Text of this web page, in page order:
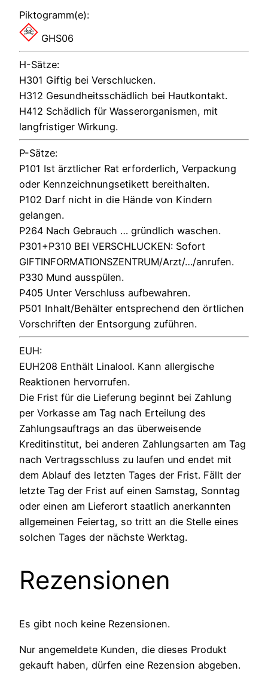
Piktogramm(e):
GHS06
H-Sätze:
H301 Giftig bei Verschlucken.
H312 Gesundheitsschädlich bei Hautkontakt.
H412 Schädlich für Wasserorganismen, mit
langfristiger Wirkung.
P-Sätze:
P101 Ist ärztlicher Rat erforderlich, Verpackung
oder Kennzeichnungsetikett bereithalten.
P102 Darf nicht in die Hände von Kindern
gelangen.
P264 Nach Gebrauch … gründlich waschen.
P301+P310 BEI VERSCHLUCKEN: Sofort
GIFTINFORMATIONSZENTRUM/Arzt/…/anrufen.
P330 Mund ausspülen.
P405 Unter Verschluss aufbewahren.
P501 Inhalt/Behälter entsprechend den örtlichen
Vorschriften der Entsorgung zuführen.
EUH:
EUH208 Enthält Linalool. Kann allergische
Reaktionen hervorrufen.
Die Frist für die Lieferung beginnt bei Zahlung
per Vorkasse am Tag nach Erteilung des
Zahlungsauftrags an das überweisende
Kreditinstitut, bei anderen Zahlungsarten am Tag
nach Vertragsschluss zu laufen und endet mit
dem Ablauf des letzten Tages der Frist. Fällt der
letzte Tag der Frist auf einen Samstag, Sonntag
oder einen am Lieferort staatlich anerkannten
allgemeinen Feiertag, so tritt an die Stelle eines
solchen Tages der nächste Werktag.
Rezensionen
Es gibt noch keine Rezensionen.
Nur angemeldete Kunden, die dieses Produkt
gekauft haben, dürfen eine Rezension abgeben.